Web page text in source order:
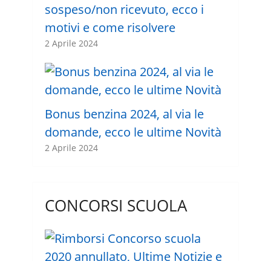
sospeso/non ricevuto, ecco i
motivi e come risolvere
2 Aprile 2024
Bonus benzina 2024, al via le
domande, ecco le ultime Novità
2 Aprile 2024
CONCORSI SCUOLA